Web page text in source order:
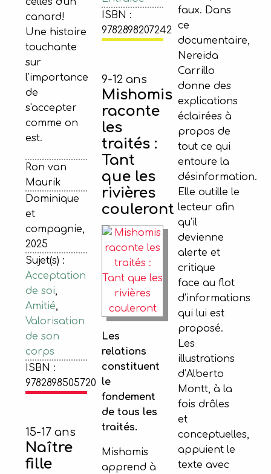
canard!
Une histoire
touchante
sur
l'importance
de
s'accepter
comme on
est.
Ron van
Maurik
Dominique
et
compagnie,
2025
Sujet(s) :
Acceptation
de soi,
Amitié,
Valorisation
de son
corps
ISBN :
9782898505720
ISBN :
9782898207242
faux. Dans
ce
documentaire,
Nereida
Carrillo
donne des
explications
éclairées à
propos de
tout ce qui
entoure la
désinformation.
Elle outille le
lecteur afin
qu’il
devienne
alerte et
critique
face au flot
d’informations
qui lui est
proposé.
Les
illustrations
d’Alberto
Montt, à la
fois drôles
et
conceptuelles,
appuient le
texte avec
15-17 ans
Naître
fille
9-12 ans
Mishomis
raconte
les
traités :
Tant
que les
rivières
couleront
Les
relations
constituent
le
fondement
de tous les
traités.
Mishomis
apprend à